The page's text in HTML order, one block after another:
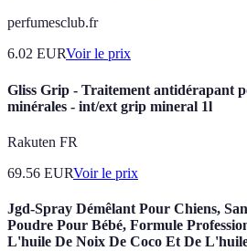
perfumesclub.fr
6.02 EURVoir le prix
Gliss Grip - Traitement antidérapant
minérales - int/ext grip mineral 1l
Rakuten FR
69.56 EURVoir le prix
Jgd-Spray Démêlant Pour Chiens,
Poudre Pour Bébé, Formule
L'huile De Noix De Coco Et De